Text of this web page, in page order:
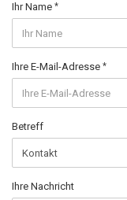
Ihr Name
Ihre E-Mail-Adresse
Betreff
Ihre Nachricht